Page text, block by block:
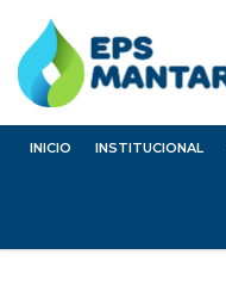
INICIO INSTITUCIONAL